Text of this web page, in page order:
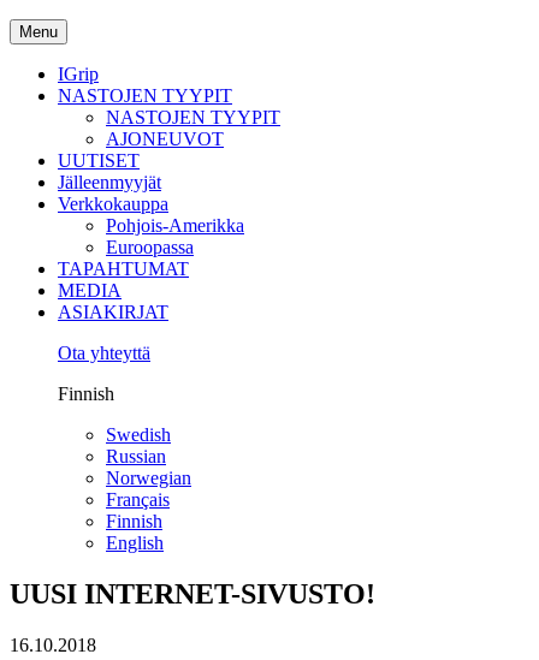
Menu
IGrip
NASTOJEN TYYPIT
NASTOJEN TYYPIT
AJONEUVOT
UUTISET
Jälleenmyyjät
Verkkokauppa
Pohjois-Amerikka
Euroopassa
TAPAHTUMAT
MEDIA
ASIAKIRJAT
Ota yhteyttä
Finnish
Swedish
Russian
Norwegian
Français
Finnish
English
UUSI INTERNET-SIVUSTO!
16.10.2018